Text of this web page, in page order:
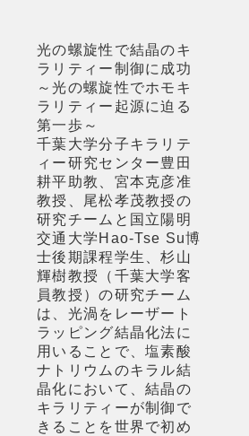
光の螺旋性で結晶のキ
ラリティー制御に成功
～光の螺旋性でホモキ
ラリティー起源に迫る
第一歩～
千葉大学分子キラリテ
ィー研究センター豊田
耕平助教、宮本克彦准
教授、尾松孝茂教授の
研究チームと国立陽明
交通大学Hao-Tse Su博
士後期課程学生、杉山
輝樹教授（千葉大学客
員教授）の研究チーム
は、光渦をレーザート
ラッピング結晶化法に
用いることで、塩素酸
ナトリウムのキラル結
晶化において、結晶の
キラリティーが制御で
きることを世界で初め